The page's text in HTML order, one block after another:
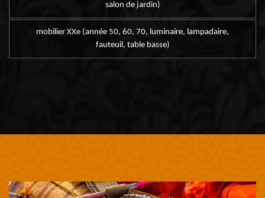
salon de jardin)
mobilier XXe (année 50, 60, 70, luminaire, lampadaire,
fauteuil, table basse)